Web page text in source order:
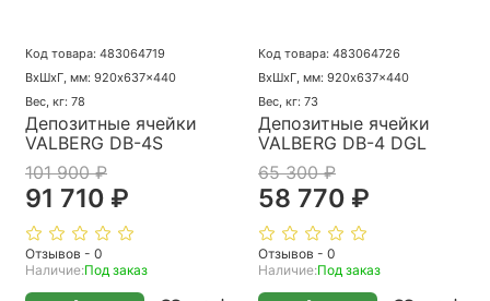
Код товара: 483064719
ВхШхГ, мм: 920x637x440
Вес, кг: 78
Депозитные ячейки
VALBERG DB-4S
101 900 ₽
91 710 ₽
Отзывов - 0
Наличие:Под заказ
Код товара: 483064726
ВхШхГ, мм: 920x637x440
Вес, кг: 73
Депозитные ячейки
VALBERG DB-4 DGL
65 300 ₽
58 770 ₽
Отзывов - 0
Наличие:Под заказ